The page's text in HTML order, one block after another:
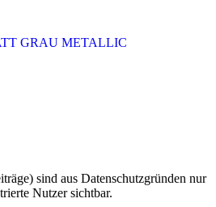
GRAU ME­TAL­LIC
sind aus Da­ten­schutz­grün­den nur
Nut­zer sicht­bar.